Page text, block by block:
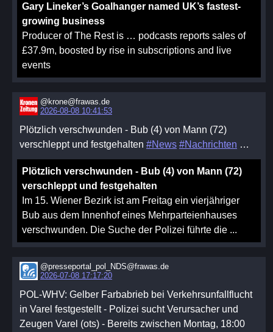
Gary Lineker’s Goalhanger named UK’s fastest-
growing business
Producer of The Rest is … podcasts reports sales of
£37.9m, boosted by rise in subscriptions and live
events
@krone@frawas.de
2026-08-08 10:41:53
Plötzlich verschwunden - Bub (4) von Mann (72)
verschleppt und festgehalten #News #Nachrichten …
Plötzlich verschwunden - Bub (4) von Mann (72)
verschleppt und festgehalten
Im 15. Wiener Bezirk ist am Freitag ein vierjähriger
Bub aus dem Innenhof eines Mehrparteienhauses
verschwunden. Die Suche der Polizei führte die ...
@presseportal_pol_NDS@frawas.de
2026-07-08 17:17:20
POL-WHV: Gelber Farbabrieb bei Verkehrsunfallflucht
in Varel festgestellt - Polizei sucht Verursacher und
Zeugen Varel (ots) - Bereits zwischen Montag, 18:00